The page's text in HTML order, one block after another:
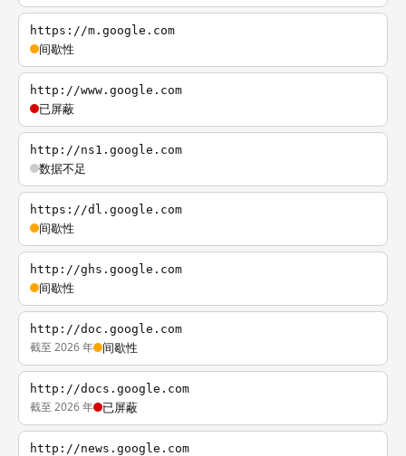
https://m.google.com
间歇性
http://www.google.com
已屏蔽
http://ns1.google.com
数据不足
https://dl.google.com
间歇性
http://ghs.google.com
间歇性
http://doc.google.com
截至 2026 年 间歇性
http://docs.google.com
截至 2026 年 已屏蔽
http://news.google.com